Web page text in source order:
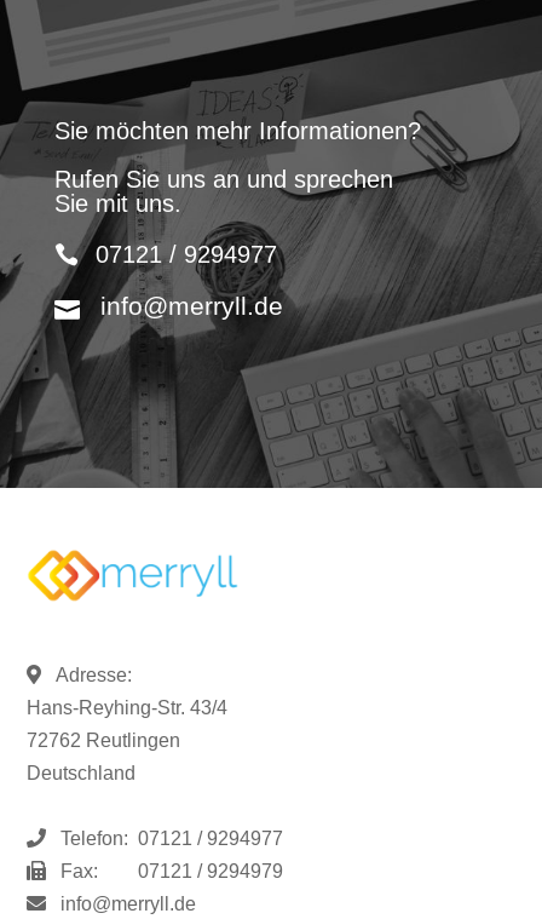
Sie möchten mehr Informationen?
Rufen Sie uns an und sprechen
Sie mit uns.
07121 / 9294977
info@merryll.de
Adresse:
Hans-Reyhing-Str. 43/4
72762 Reutlingen
Deutschland
Telefon: 07121 / 9294977
Fax:
07121 / 9294979
info@merryll.de